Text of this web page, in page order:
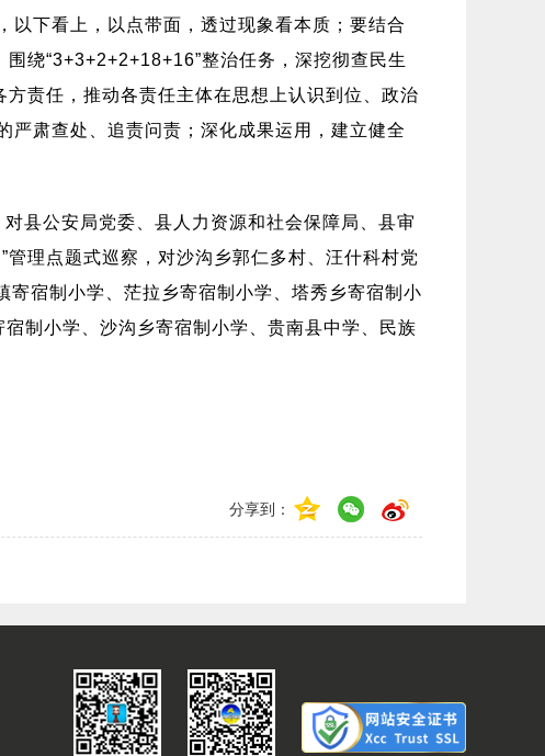
以下看上，以点带面，透过现象看本质；要结合
绕“3+3+2+2+18+16”整治任务，深挖彻查民生
责任，推动各责任主体在思想上认识到位、政治
严肃查处、追责问责；深化成果运用，建立健全
县公安局党委、县人力资源和社会保障局、县审
理点题式巡察，对沙沟乡郭仁多村、汪什科村党
寄宿制小学、茫拉乡寄宿制小学、塔秀乡寄宿制小
制小学、沙沟乡寄宿制小学、贵南县中学、民族
分享到：